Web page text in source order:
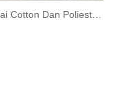
Tirai Cotton Dan Poliester Chenille Untuk Ruang Tamu